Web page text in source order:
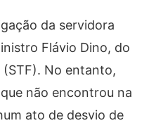
da servidora
Flávio Dino, do
(STF). No entanto,
não encontrou na
ato de desvio de